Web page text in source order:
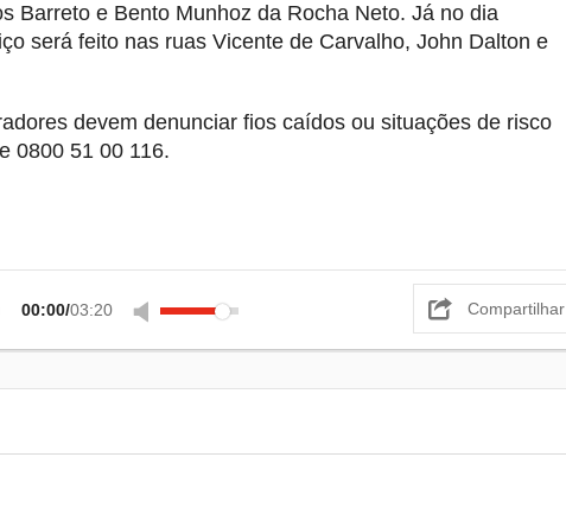
Barreto e Bento Munhoz da Rocha Neto. Já no dia
será feito nas ruas Vicente de Carvalho, John Dalton e
devem denunciar fios caídos ou situações de risco
0800 51 00 116.
00:00 03:20 Compartilhar